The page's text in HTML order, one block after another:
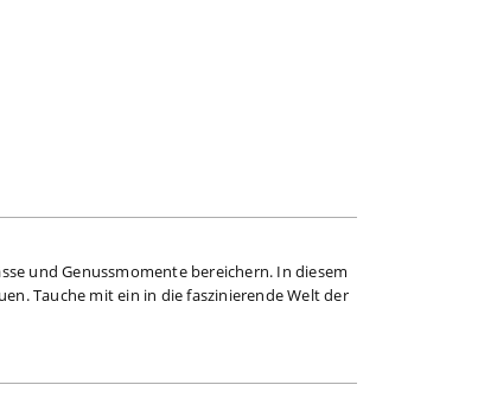
und Genussmomente bereichern. In diesem
Tauche mit ein in die faszinierende Welt der